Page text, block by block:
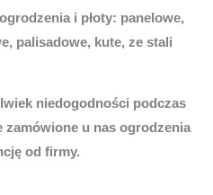
i płoty: panelowe,
palisadowe, kute, ze stali
niedogodności podczas
zamówione u nas ogrodzenia
od firmy.